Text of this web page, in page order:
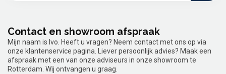
Contact en showroom afspraak
Mijn naam is Ivo. Heeft u vragen? Neem contact met ons op via
onze klantenservice pagina. Liever persoonlijk advies? Maak een
afspraak met een van onze adviseurs in onze showroom te
Rotterdam. Wij ontvangen u graag.